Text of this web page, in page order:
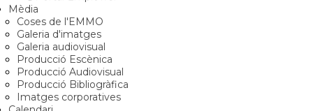
Mèdia
Coses de l'EMMO
Galeria d'imatges
Galeria audiovisual
Producció Escènica
Producció Audiovisual
Producció Bibliogràfica
Imatges corporatives